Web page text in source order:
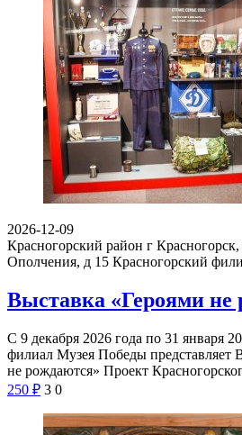
2026-12-09
Красногорский район г
Ополчения, д 15 Красногорский
Выставка «Героями не
С 9 декабря 2026 года по 31 января
филиал Музея Победы представляет
не рождаются» Проект
250 ₽ 3 0